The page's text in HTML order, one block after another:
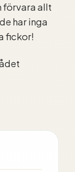
förvara allt
har inga
fickor!